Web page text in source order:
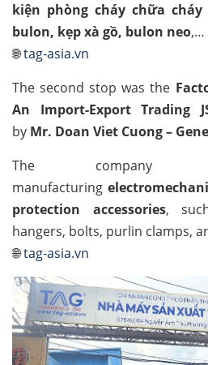
kiện phòng cháy chữa cháy
bulon, kẹp xà gồ, bulon neo,…
🌐tag-asia.vn
The second stop was the
An Import-Export Trading
by Mr. Doan Viet Cuong –
The company
manufacturing
protection accessories,
hangers, bolts, purlin clamps,
🌐tag-asia.vn